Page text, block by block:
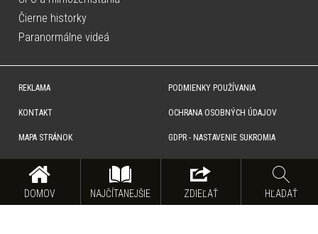
DOMOV NAJČÍTANEJŠIE ZDIEĽAŤ HĽADAŤ
Čierne historky
Paranormálne videá
REKLAMA
KONTAKT
MAPA STRÁNOK
PODMIENKY POUŽÍVANIA
OCHRANA OSOBNÝCH ÚDAJOV
GDPR - NASTAVENIE SUKROMIA
súhlas na rozmnožovanie, šírenie a na verejný prenos obsahu. Na tejto stránke môžu byť umiestnené reklamné
odkazy, alebo reklamné produkty.